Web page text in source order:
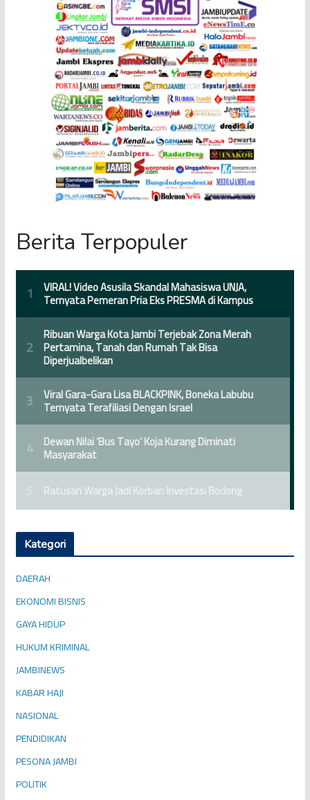
Berita Terpopuler
Kategori
DAERAH
EKONOMI BISNIS
GAYA HIDUP
HUKUM KRIMINAL
JAMBINEWS
KABAR HAJI
NASIONAL
PENDIDIKAN
PESONA JAMBI
POLITIK